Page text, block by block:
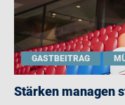
GASTBEITRAG
Stärken managen